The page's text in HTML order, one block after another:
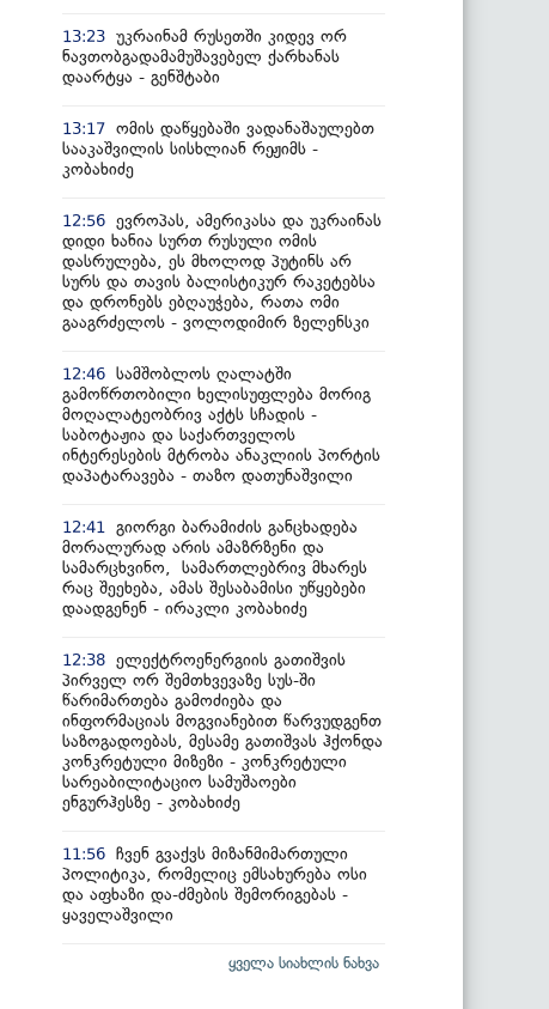
13:23 უკრაინამ რუსეთში კიდევ ორ
ნავთობგადამამუშავებელ ქარხანას
დაარტყა - გენშტაბი
13:17 ომის დაწყებაში ვადანაშაულებთ
სააკაშვილის სისხლიან რეჟიმს -
კობახიძე
12:56 ევროპას, ამერიკასა და უკრაინას
დიდი ხანია სურთ რუსული ომის
დასრულება, ეს მხოლოდ პუტინს არ
სურს და თავის ბალისტიკურ რაკეტებსა
და დრონებს ებღაუჭება, რათა ომი
გააგრძელოს - ვოლოდიმირ ზელენსკი
12:46 სამშობლოს ღალატში
გამოწრთობილი ხელისუფლება მორიგ
მოღალატეობრივ აქტს სჩადის -
საბოტაჟია და საქართველოს
ინტერესების მტრობა ანაკლიის პორტის
დაპატარავება - თაზო დათუნაშვილი
12:41
გიორგი ბარამიძის განცხადება
მორალურად არის ამაზრზენი და
სამარცხვინო, სამართლებრივ მხარეს
რაც შეეხება, ამას შესაბამისი უწყებები
დაადგენენ - ირაკლი კობახიძე
12:38 ელექტროენერგიის გათიშვის
პირველ ორ შემთხვევაზე სუს-ში
წარიმართება გამოძიება და
ინფორმაციას მოგვიანებით წარვუდგენთ
საზოგადოებას, მესამე გათიშვას ჰქონდა
კონკრეტული მიზეზი - კონკრეტული
სარეაბილიტაციო სამუშაოები
ენგურჰესზე - კობახიძე
11:56 ჩვენ გვაქვს მიზანმიმართული
პოლიტიკა, რომელიც ემსახურება ოსი
და აფხაზი და-ძმების შემორიგებას -
ყაველაშვილი
ყველა სიახლის ნახვა